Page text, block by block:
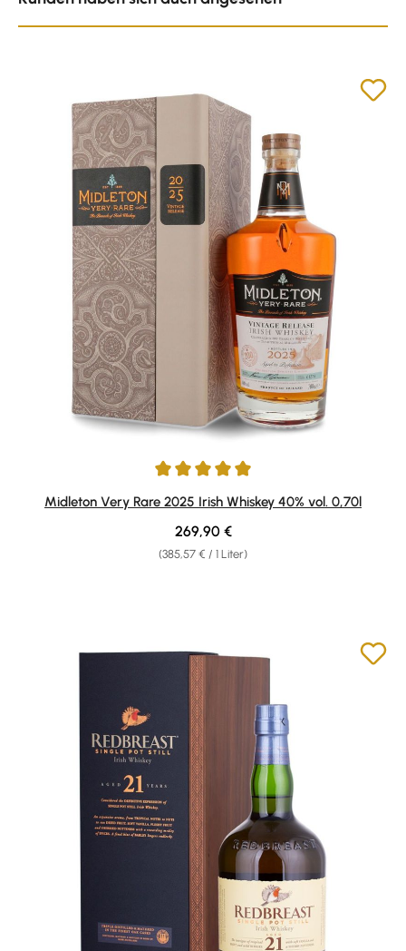
Durchschnittliche Bewertung von 5 von 5 Sternen
Midleton Very Rare 2025 Irish Whiskey 40% vol. 0,70l
(385,57 € / 1 Liter)
Regulärer Preis:
269,90 €